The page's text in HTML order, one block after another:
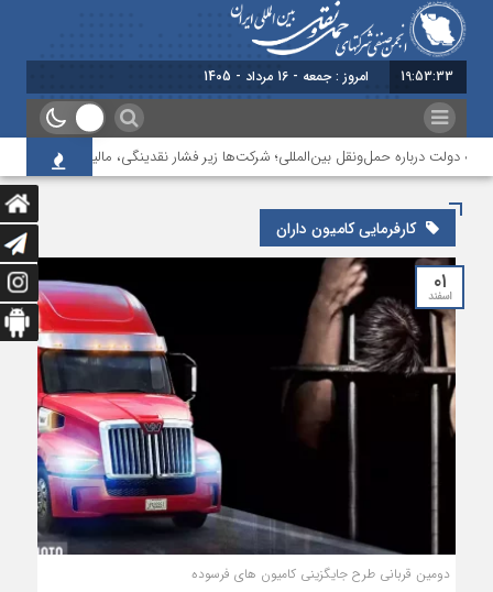
19:53:33 امروز : جمعه - 16 مرداد - 1405
دولت درباره حمل‌ونقل بین‌المللی؛ شرکت‌ها زیر فشار نقدینگی، مالیات و افت عملیات
کارفرمایی کامیون داران
۰۱
اسفند
دومین قربانی طرح جایگزینی کامیون های فرسوده